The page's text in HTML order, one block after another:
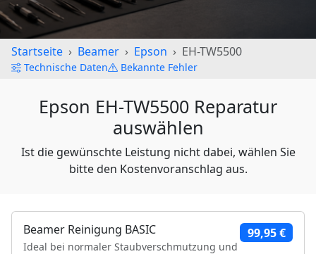
Startseite Beamer Epson EH-TW5500
Technische Daten Bekannte Fehler
Epson EH-TW5500 Reparatur
auswählen
Ist die gewünschte Leistung nicht dabei, wählen Sie
bitte den Kostenvoranschlag aus.
Beamer Reinigung BASIC
Ideal bei normaler Staubverschmutzung und
99,95 €